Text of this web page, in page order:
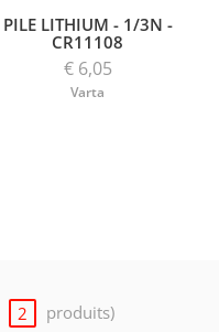
PILE LITHIUM - 1/3N -
CR11108
€ 6,05
Varta
2 produits)